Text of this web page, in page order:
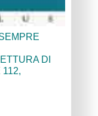
DI
112,